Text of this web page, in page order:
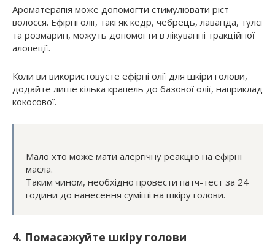
Ароматерапія може допомогти стимулювати ріст
волосся. Ефірні олії, такі як кедр, чебрець, лаванда, тулсі
та розмарин, можуть допомогти в лікуванні тракційної
алопеції.
Коли ви використовуєте ефірні олії для шкіри голови,
додайте лише кілька крапель до базової олії, наприклад
кокосової.
Мало хто може мати алергічну реакцію на ефірні
масла.
Таким чином, необхідно провести патч-тест за 24
години до нанесення суміші на шкіру голови.
4. Помасажуйте шкіру голови